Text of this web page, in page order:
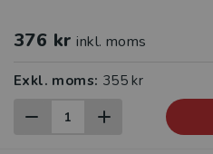
376 kr inkl. moms
Exkl. moms: 355 kr